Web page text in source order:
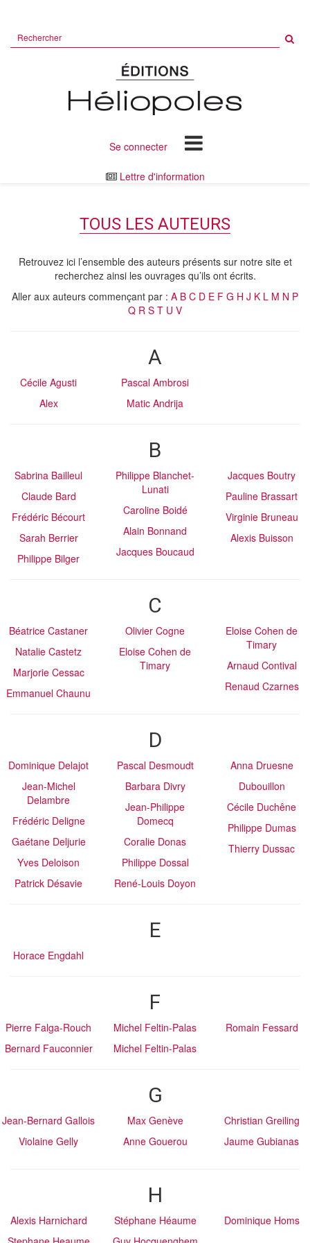
site
Se connecter
Lettre d'information
TOUS LES AUTEURS
Retrouvez ici l’ensemble des auteurs présents sur notre site et
recherchez ainsi les ouvrages qu’ils ont écrits.
Aller aux auteurs commençant par : A B C D E F G H J K L M N P
Q R S T U V
A
Cécile Agusti
Alex
Pascal Ambrosi
Matic Andrija
B
Sabrina Bailleul
Claude Bard
Frédéric Bécourt
Sarah Berrier
Philippe Bilger
Philippe Blanchet-
Lunati
Caroline Boidé
Alain Bonnand
Jacques Boucaud
Jacques Boutry
Pauline Brassart
Virginie Bruneau
Alexis Buisson
C
Béatrice Castaner
Natalie Castetz
Marjorie Cessac
Emmanuel Chaunu
Olivier Cogne
Eloise Cohen de
Timary
Eloise Cohen de
Timary
Arnaud Contival
Renaud Czarnes
D
Dominique Delajot
Jean-Michel
Delambre
Frédéric Deligne
Gaétane Deljurie
Yves Deloison
Patrick Désavie
Pascal Desmoudt
Barbara Divry
Jean-Philippe
Domecq
Coralie Donas
Philippe Dossal
René-Louis Doyon
Anna Druesne
Dubouillon
Cécile Duchêne
Philippe Dumas
Thierry Dussac
E
Horace Engdahl
F
Pierre Falga-Rouch
Bernard Fauconnier
Michel Feltin-Palas
Michel Feltin-Palas
Romain Fessard
G
Jean-Bernard Gallois
Violaine Gelly
Max Genève
Anne Gouerou
Christian Greiling
Jaume Gubianas
H
Alexis Harnichard
Stéphane Héaume
Dominique Homs